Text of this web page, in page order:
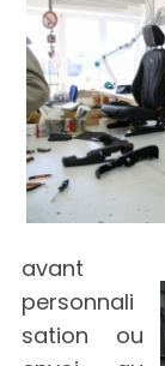
avant
personnali
sation ou